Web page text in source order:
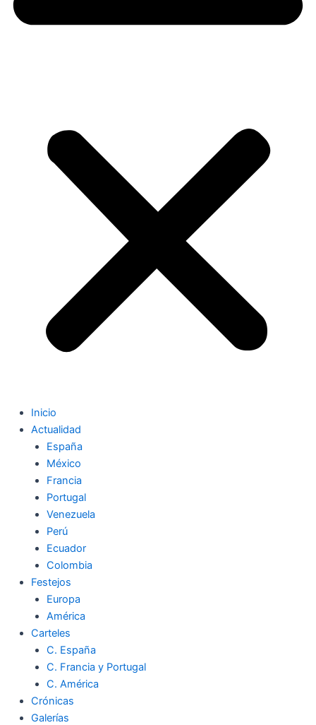
Inicio
Actualidad
España
México
Francia
Portugal
Venezuela
Perú
Ecuador
Colombia
Festejos
Europa
América
Carteles
C. España
C. Francia y Portugal
C. América
Crónicas
Galerías